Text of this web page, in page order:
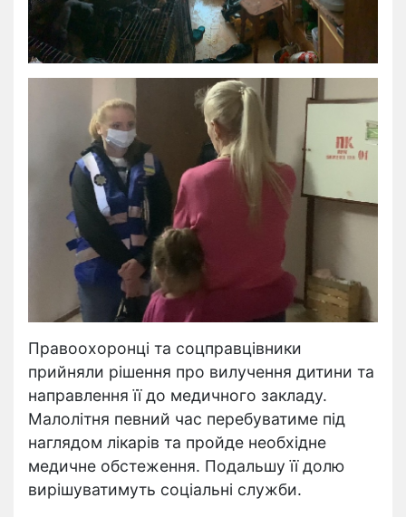
Правоохоронці та соцправцівники
прийняли рішення про вилучення дитини та
направлення її до медичного закладу.
Малолітня певний час перебуватиме під
наглядом лікарів та пройде необхідне
медичне обстеження. Подальшу її долю
вирішуватимуть соціальні служби.